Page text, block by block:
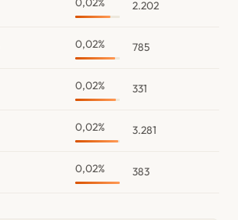
2.202
0,02% 785
0,02% 331
0,02% 3.281
0,02% 383